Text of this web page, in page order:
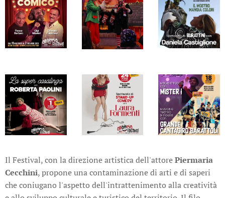
Il Festival, con la direzione artistica dell'attorePiermaria
Cecchini, propone una contaminazione di arti e di saperi
che coniugano l'aspetto dell'intrattenimento alla creatività